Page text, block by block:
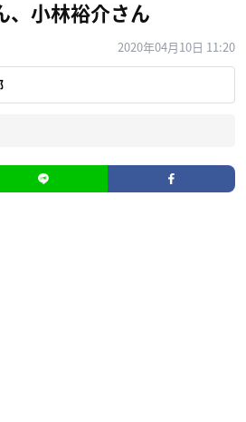
、小林裕介さん
2020年04月10日 11:20